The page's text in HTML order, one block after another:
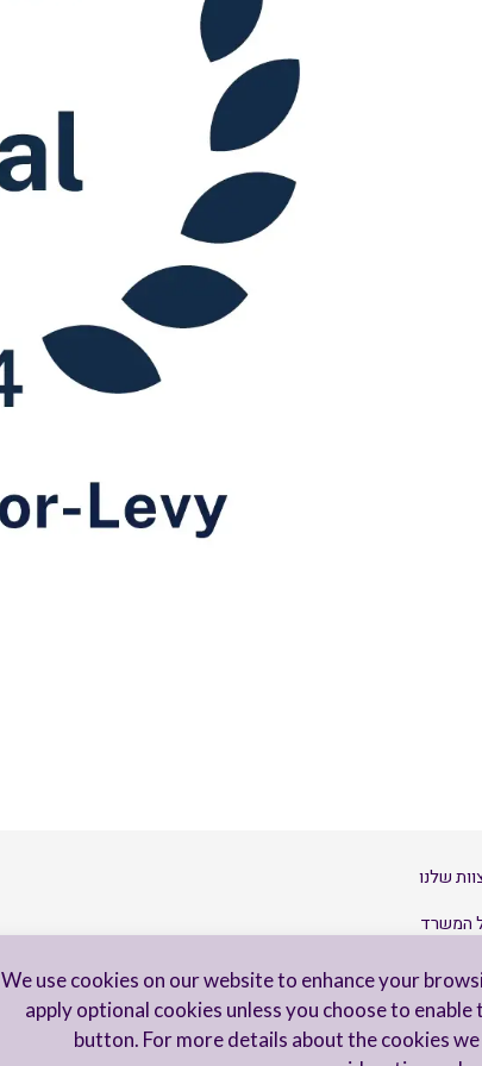
We use cookies on our website to enhance your
apply optional cookies unless you choose to
button. For more details about the cookies
שלנו
המשרד
קשר